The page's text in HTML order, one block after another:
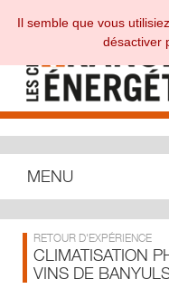
MENU
RETOUR D'EXPÉRIENCE
CLIMATISATION
VINS DE
Il semble que vous
désactiver